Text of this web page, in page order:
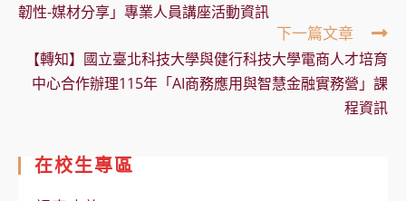
韌性-媒材分享」專業人員講座活動資訊
下一篇文章
【轉知】國立臺北科技大學與健行科技大學電商人才培育
中心合作辦理115年「AI商務應用與智慧金融實務營」課
程資訊
在校生專區